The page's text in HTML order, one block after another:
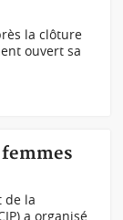
la clôture
ouvert sa
de la
a organisé